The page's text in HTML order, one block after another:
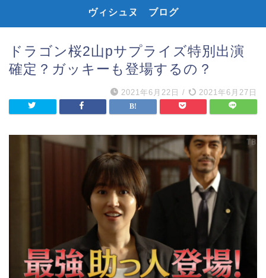
ヴィシュヌ ブログ
ドラゴン桜2山pサプライズ特別出演
確定？ガッキーも登場するの？
2021年6月22日 / 2021年6月27日